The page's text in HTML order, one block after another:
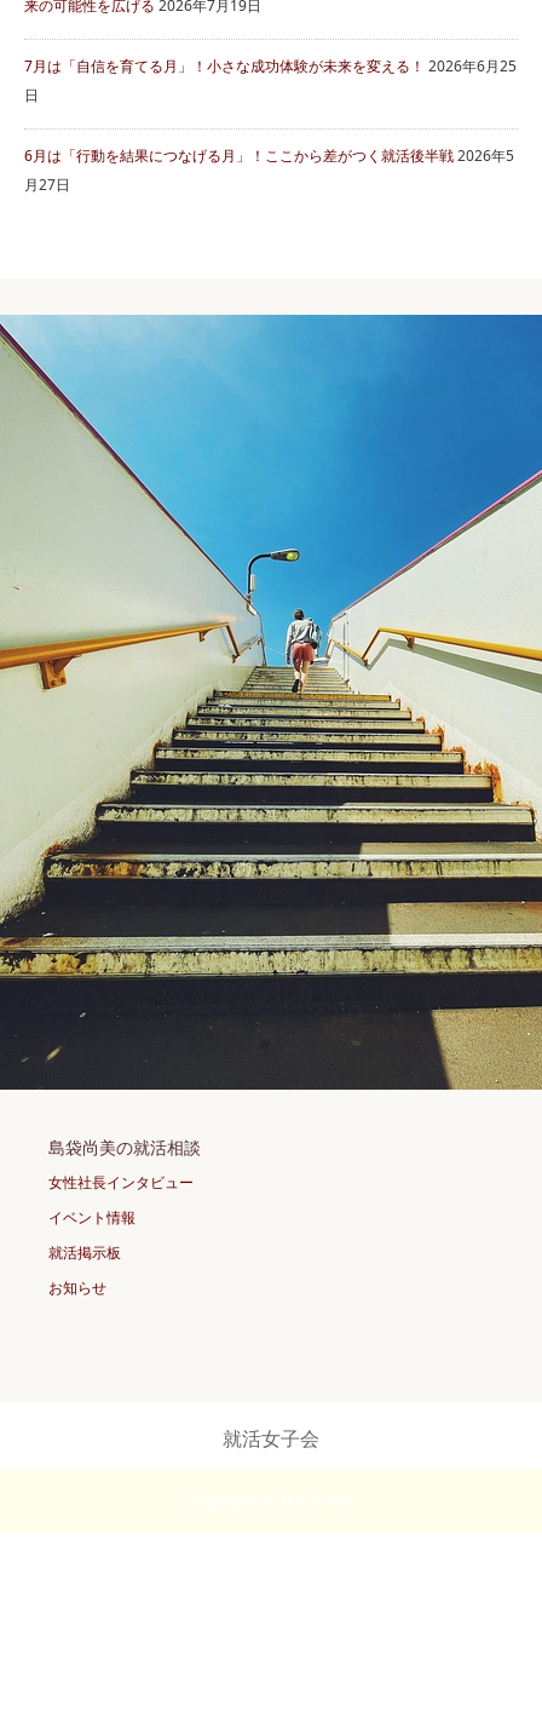
来の可能性を広げる 2026年7月19日
7月は「自信を育てる月」！小さな成功体験が未来を変える！ 2026年6月25
日
6月は「行動を結果につなげる月」！ここから差がつく就活後半戦2026年5
月27日
島袋尚美の就活相談
女性社長インタビュー
イベント情報
就活掲示板
お知らせ
就活女子会